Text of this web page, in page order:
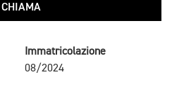
CHIAMA
Immatricolazione
08/2024